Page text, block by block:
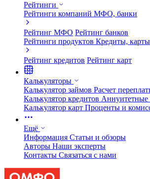
Рейтинги
Рейтинги компаний МФО, банки
Рейтинг МФО Рейтинг банков
Рейтинги продуктов Кредиты, карты
Рейтинг кредитов Рейтинг карт
Калькуляторы
Калькулятор займов Расчет
Калькулятор кредитов Аннуитетные
Калькулятор карт Проценты и
Ещё
Информация Статьи и обзоры
Авторы Наши эксперты
Контакты Связаться с нами